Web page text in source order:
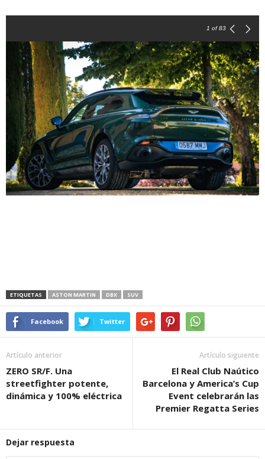
1 of 83
ETIQUETAS ASTON MARTIN DBX SUV
Facebook Twitter
Artículo anterior
ZERO SR/F. Una
streetfighter potente,
dinámica y 100% eléctrica
Artículo siguiente
El Real Club Naútico
Barcelona y America’s Cup
Event celebrarán las
Premier Regatta Series
Dejar respuesta